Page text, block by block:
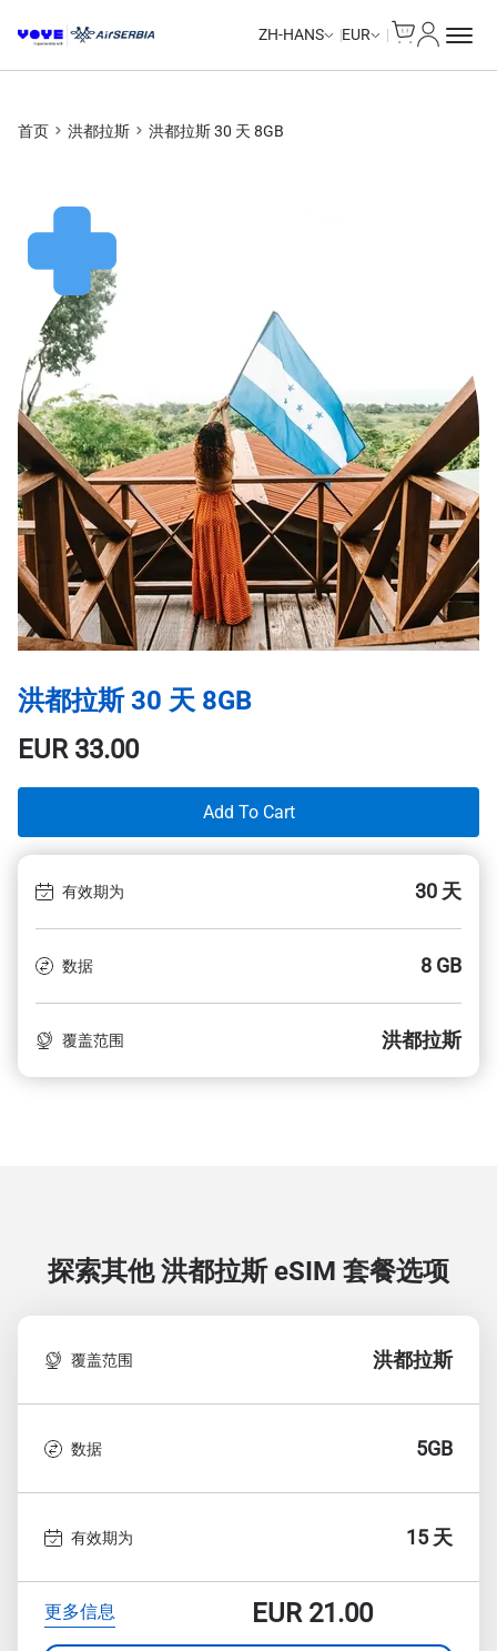
ZH-HANS EUR
首页 洪都拉斯 洪都拉斯 30 天 8GB
洪都拉斯 30 天 8GB
EUR33.00
Add To Cart
有效期为 30 天
数据 8 GB
覆盖范围 洪都拉斯
探索其他 洪都拉斯eSIM 套餐选项
覆盖范围 洪都拉斯
数据 5GB
有效期为 15 天
更多信息 EUR21.00